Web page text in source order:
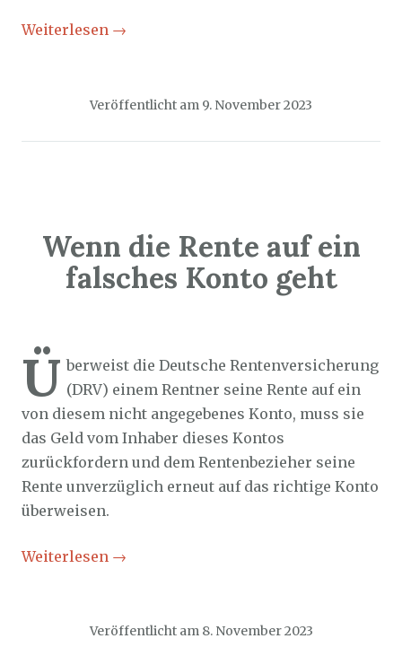
Weiterlesen →
Veröffentlicht am 9. November 2023
Wenn die Rente auf ein
falsches Konto geht
Ü berweist die Deutsche Rentenversicherung
(DRV) einem Rentner seine Rente auf ein
von diesem nicht angegebenes Konto, muss sie
das Geld vom Inhaber dieses Kontos
zurückfordern und dem Rentenbezieher seine
Rente unverzüglich erneut auf das richtige Konto
überweisen.
Weiterlesen →
Veröffentlicht am 8. November 2023